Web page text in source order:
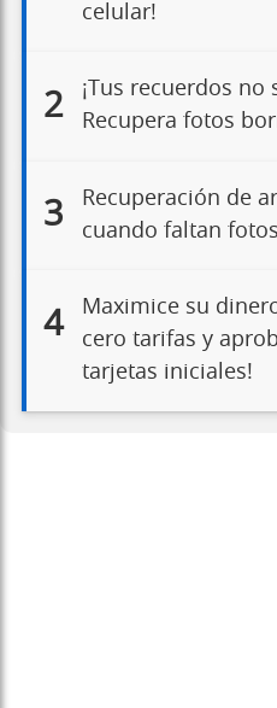
celular!
2
¡Tus recuerdos no
Recupera fotos
3
Recuperación de
cuando faltan
4
Maximice su
cero tarifas y
tarjetas iniciales!